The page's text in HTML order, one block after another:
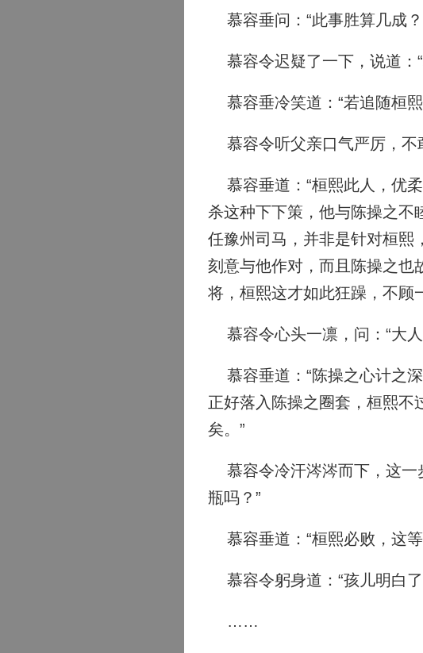
慕容垂问：“此事胜算几成？
慕容令迟疑了一下，说道：
慕容垂冷笑道：“若追随桓
慕容令听父亲口气严厉，不
慕容垂道：“桓熙此人，优
杀这种下下策，他与陈操之不
任豫州司马，并非是针对桓熙
刻意与他作对，而且陈操之也
将，桓熙这才如此狂躁，不
慕容令心头一凛，问：“大
慕容垂道：“陈操之心计之
正好落入陈操之圈套，桓熙不
矣。”
慕容令冷汗涔涔而下，这一
瓶吗？”
慕容垂道：“桓熙必败，这
慕容令躬身道：“孩儿明白了
……